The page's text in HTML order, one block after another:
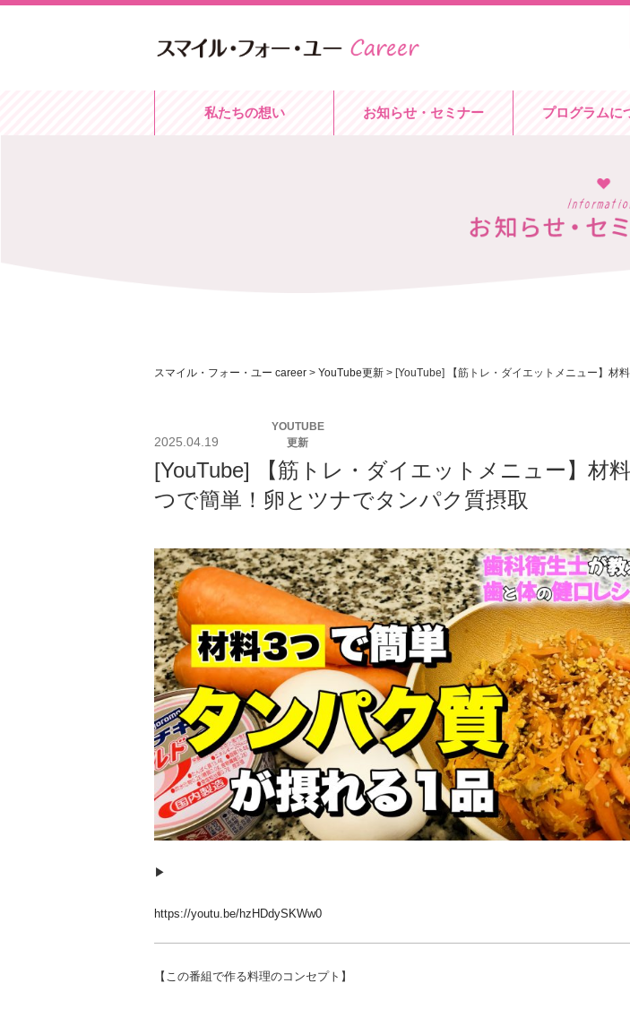
私たちの想い お知らせ・セミナー プログラムに
スマイル・フォー・ユー career > YouTube更新 > [YouTube] 【筋トレ・ダイエットメニュー】材
稿
2025.04.19
YOUTUBE
更新
[YouTube] 【筋トレ・ダイエットメニュー】材
つで簡単！卵とツナでタンパク質摂取
▶︎
https://youtu.be/hzHDdySKWw0
【この番組で作る料理のコンセプト】